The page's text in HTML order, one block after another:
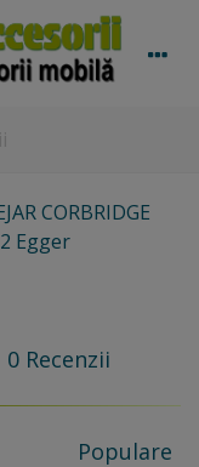
CORBRIDGE
Egger
0 Recenzii
Populare